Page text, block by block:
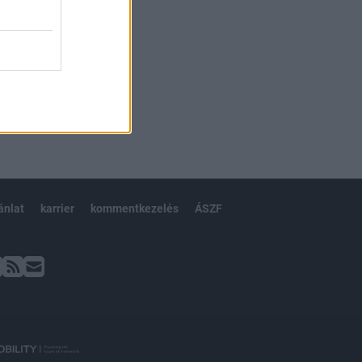
karrier kommentkezelés ÁSZF